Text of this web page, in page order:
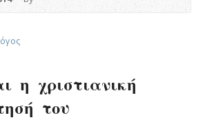
η χριστιανική
του